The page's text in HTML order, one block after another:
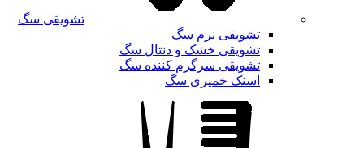
تشویقی سگ
تشویقی نرم سگ
تشویقی خشک و دنتال سگ
تشویقی سرگرم کننده سگ
اسنک خمیری سگ